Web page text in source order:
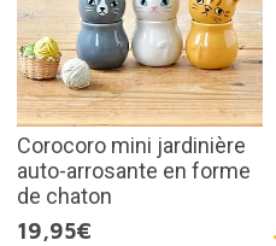
Corocoro mini jardinière
auto-arrosante en forme
de chaton
19,95€